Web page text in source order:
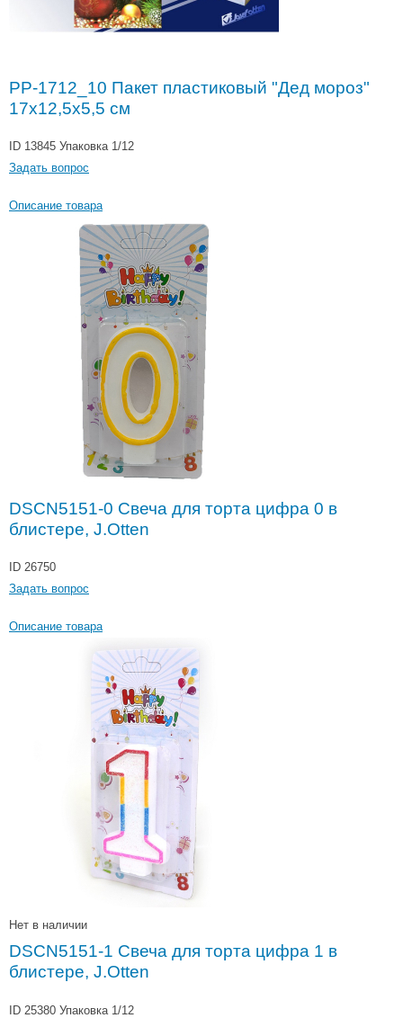
PP-1712_10 Пакет пластиковый "Дед мороз"
17x12,5x5,5 см
ID 13845 Упаковка 1/12
Задать вопрос
Описание товара
DSCN5151-0 Свеча для торта цифра 0 в
блистере, J.Otten
ID 26750
Задать вопрос
Описание товара
Нет в наличии
DSCN5151-1 Свеча для торта цифра 1 в
блистере, J.Otten
ID 25380 Упаковка 1/12